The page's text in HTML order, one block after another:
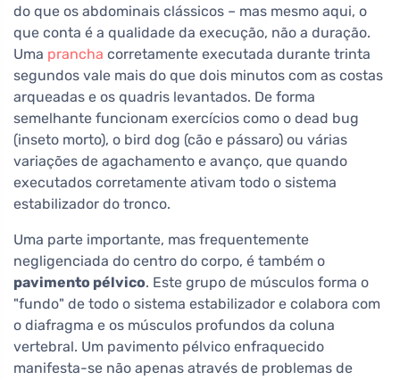
do que os abdominais clássicos – mas mesmo aqui, o
que conta é a qualidade da execução, não a duração.
Uma prancha corretamente executada durante trinta
segundos vale mais do que dois minutos com as costas
arqueadas e os quadris levantados. De forma
semelhante funcionam exercícios como o dead bug
(inseto morto), o bird dog (cão e pássaro) ou várias
variações de agachamento e avanço, que quando
executados corretamente ativam todo o sistema
estabilizador do tronco.
Uma parte importante, mas frequentemente
negligenciada do centro do corpo, é também o
pavimento pélvico. Este grupo de músculos forma o
"fundo" de todo o sistema estabilizador e colabora com
o diafragma e os músculos profundos da coluna
vertebral. Um pavimento pélvico enfraquecido
manifesta-se não apenas através de problemas de